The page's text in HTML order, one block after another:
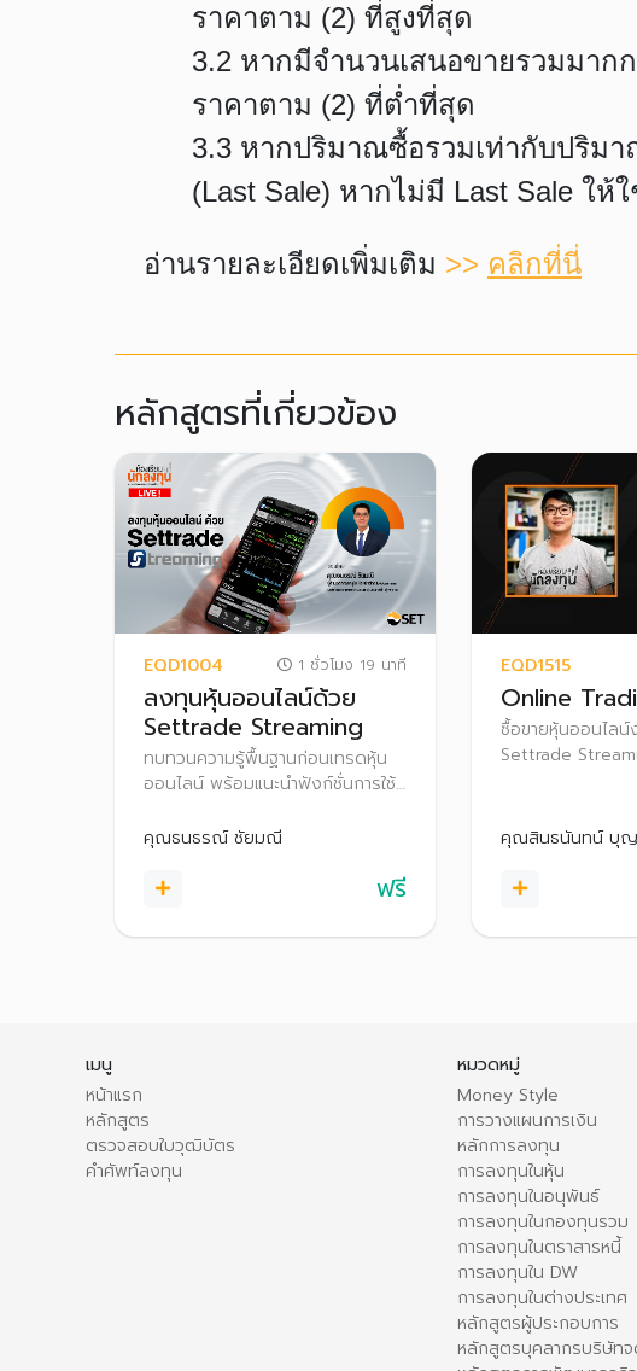
ราคาตาม (2) ที่สูงที่สุด
3.2 หากมีจำนวนเสนอขายรวมมาก
ราคาตาม (2) ที่ต่ำที่สุด
3.3 หากปริมาณซื้อรวมเท่ากับปริม
(Last Sale) หากไม่มี Last Sale ใ
อ่านรายละเอียดเพิ่มเติม >> คลิกที่นี่
หลักสูตรที่เกี่ยวข้อง
EQD1004 1 ชั่วโมง 19 นาที
ลงทุนหุ้นออนไลน์ด้วย
Settrade Streaming
ทบทวนความรู้พื้นฐานก่อนเทรดหุ้น
ออนไลน์ พร้อมแนะนำฟังก์ชั่นการใช้
เพื่อเป็นตัวช่วยในการลงทุนอย่าง
คุณธนธรณ์ ชัยมณี
ฟรี
EQD1515
Online
ซื้อขายหุ้นออนไล
Settrade
ใช้งานต่างๆ ใน
Streaming เพื่อใช้
ลงทุน
คุณสินธนันทน์ บุ
เมนู
หน้าแรก
หลักสูตร
ตรวจสอบใบวุฒิบัตร
คำศัพท์ลงทุน
หมวดหมู่
Money Style
การวางแผนการเงิน
หลักการลงทุน
การลงทุนในหุ้น
การลงทุนในอนุพันธ์
การลงทุนในกองทุนรวม
การลงทุนในตราสารหนี้
การลงทุนใน DW
การลงทุนในต่างประเทศ
หลักสูตรผู้ประกอบการ
หลักสูตรบุคลากรบริษัทจ